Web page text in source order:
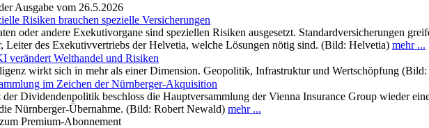
Ausgabe vom 26.5.2026
Risiken brauchen spezielle Versicherungen
oder andere Exekutivorgane sind speziellen Risiken ausgesetzt. Standardversicherungen
Leiter des Exekutivvertriebs der Helvetia, welche Lösungen nötig sind. (Bild: Helvetia) mehr ...
verändert Welthandel und Risiken
wirkt sich in mehr als einer Dimension. Geopolitik, Infrastruktur und Wertschöpfung (Bild:
im Zeichen der Nürnberger-Akquisition
Dividendenpolitik beschloss die Hauptversammlung der Vienna Insurance Group wieder
Nürnberger-Übernahme. (Bild: Robert Newald) mehr ...
Premium-Abonnement